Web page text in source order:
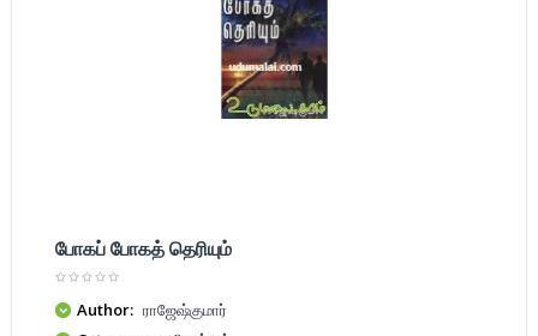
போகப் போகத் தெரியும்
Author: ராஜேஷ்குமார்